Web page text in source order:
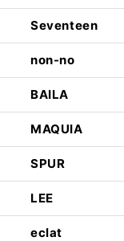
Seventeen
non-no
BAILA
MAQUIA
SPUR
LEE
eclat